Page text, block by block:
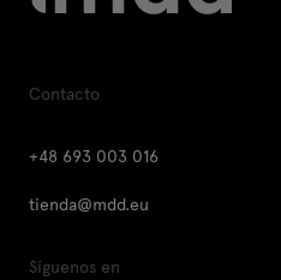
Contacto
+48 693 003 016
tienda@mdd.eu
Síguenos en